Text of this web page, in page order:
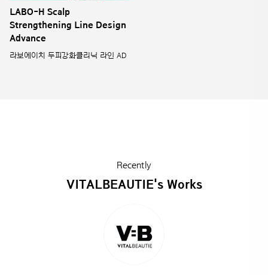
LABO-H Scalp
Strengthening Line Design
Advance
라보에이치 두피강화클리닉 라인 AD
Recently
VITALBEAUTIE's Works